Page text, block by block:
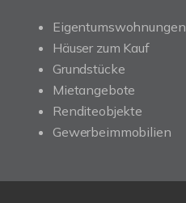
Eigentumswohnungen
Häuser zum Kauf
Grundstücke
Mietangebote
Renditeobjekte
Gewerbeimmobilien